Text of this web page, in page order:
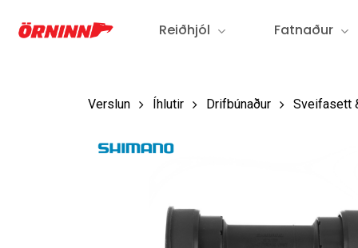
Reiðhjól Fatnaður
Verslun Íhlutir Drifbúnaður Sveifasett